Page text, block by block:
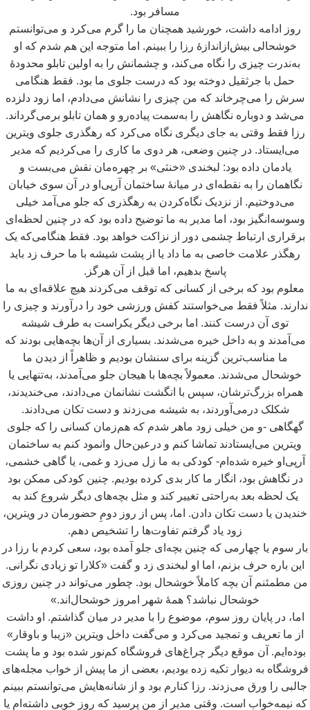
مسافر بود.
روز ادامه داشت، خورشید همچنان ما را گرم میکرد و میتوانستم
خوشحالی بیش ازاندازۀ رزا را ببینم. اما متوجه این هم شدم که او
بهندرت چیزی را نگاه میکند، و چشمانش را به اولین تابلو محدودۀ
حمل با جرثقیل دوخته بود که درست جلوی ما بود. فقط هنگامی
سرش را میچرخاند که من چیزی را نشانش میدادم، اما زود دلزده
میشد و دوباره نگاهش را بهسمت پیادهرو و همان تابلو برمیگرداند.
رزا فقط وقتی به جای دیگری نگاه میکرد که رهگذری جلوی ویترین
می ایستاد. در چنین وضعی، هر دوی ما کاری را میکردیم که مدیر
یادمان داده بود: لبخندی «خنثی» بر چهرهمان نقش میبست و
نگاهمان را به نقطه ای در میانۀ ساختمان آرپی او در آن سوی خیابان
میدوختیم. از نزدیک نگاهکردن به رهگذری که جلو می آمد خیلی
وسوسه انگیز بود، اما مدیر به ما توضیح داده بود که در چنین لحظه ای
برقراری ارتباط چشمی دور از نزاکت خواهد بود. فقط هنگامیکه یک
رهگذر علامت خاصی به ما داد یا از پشت شیشه با ما حرف زد باید
پاسخ بدهیم، اما قبل از آن هرگز.
معلوم بود که برخی از کسانی که توقف میکردند هیچ علاقه ای به ما
ندارند. مثلاً فقط میخواستند کفش ورزشی خود را درآورند و چیزی را
توی آن درست کنند. اما برخی دیگر یکراست به طرف شیشه
می آمدند و به داخل خیره میشدند. بسیاری از آنها بچههایی بودند که
ما مناسبترین گزینه برای سنشان بودیم و ظاهراً از دیدن ما
خوشحال میشدند. معمولاً بچهها با هیجان جلو می آمدند، بهتنهایی یا
همراه بزرگترشان، سپس با انگشت نشانمان میدادند، میخندیدند،
شکلک درمی آوردند، به شیشه میزدند و دست تکان میدادند.
گهگاهی -و من خیلی زود ماهر شدم که همزمان کسانی را که جلوی
ویترین می ایستادند تماشا کنم و درعینحال وانمود کنم به ساختمان
آرپی او خیره شده ام- کودکی به ما زل میزد و غمی، یا گاهی خشمی،
در نگاهش بود، انگار ما کار بدی کرده بودیم. چنین کودکی ممکن بود
یک لحظه بعد بهراحتی تغییر کند و مثل بچههای دیگر شروع کند به
خندیدن یا دست تکان دادن. اما، پس از روز دومِ حضورمان در ویترین،
زود یاد گرفتم تفاوتها را تشخیص دهم.
بار سوم یا چهارمی که چنین بچه ای جلو آمده بود، سعی کردم با رزا در
این باره حرف بزنم، اما او لبخندی زد و گفت «کلارا تو زیادی نگرانی.
من مطمئنم آن بچه کاملاً خوشحال بود. چطور میتواند در چنین روزی
خوشحال نباشد؟ همۀ شهر امروز خوشحال اند.»
اما، در پایان روز سوم، موضوع را با مدیر در میان گذاشتم. او داشت
از ما تعریف و تمجید میکرد و میگفت داخل ویترین «زیبا و باوقار»
بوده ایم. آن موقع دیگر چراغهای فروشگاه کمنور شده بود و ما پشت
فروشگاه به دیوار تکیه زده بودیم، بعضی از ما پیش از خواب مجلههای
جالبی را ورق میزدند. رزا کنارم بود و از شانههایش میتوانستم ببینم
که نیمهخواب است. وقتی مدیر از من پرسید که روز خوبی داشته ام یا